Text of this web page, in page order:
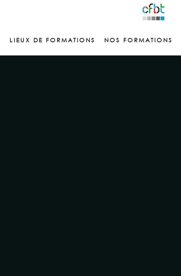
LIEUX DE FORMATIONS NOS FORMATIONS